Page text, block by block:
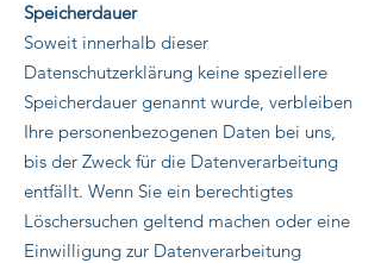
Speicherdauer
Soweit innerhalb dieser
Datenschutzerklärung keine speziellere
Speicherdauer genannt wurde, verbleiben
Ihre personenbezogenen Daten bei uns,
bis der Zweck für die Datenverarbeitung
entfällt. Wenn Sie ein berechtigtes
Löschersuchen geltend machen oder eine
Einwilligung zur Datenverarbeitung